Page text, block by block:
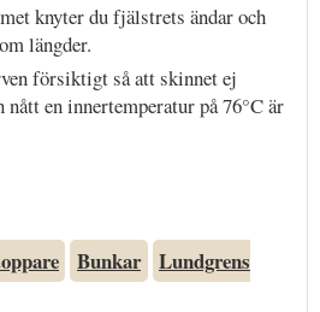
knyter du fjälstrets ändar och
längder.
försiktigt så att skinnet ej
en innertemperatur på 76°C är
Bunkar Lundgrens